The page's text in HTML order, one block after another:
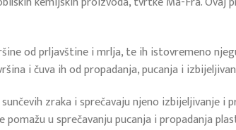
od prljavštine i mrlja, te ih istovremeno
i čuva ih od propadanja, pucanja i
zraka i sprečavaju njeno izbijeljivanje i
u sprečavanju pucanja i propadanja